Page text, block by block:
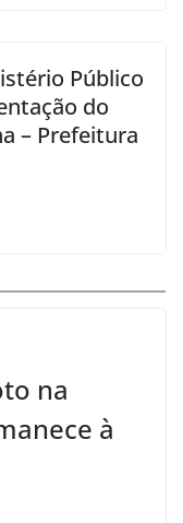
Público
do
– Prefeitura
na
à